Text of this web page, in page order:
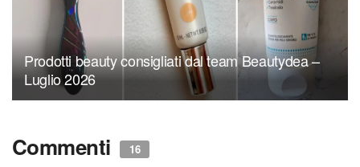
Prodotti beauty consigliati dal team Beautydea –
Luglio 2026
Commenti 16